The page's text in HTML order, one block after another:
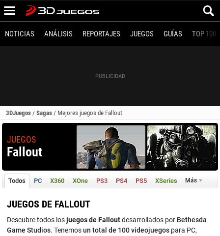
NOTICIAS ANÁLISIS REPORTAJES JUEGOS GUÍAS TOP 100
3DJuegos / Sagas / Mejores juegos de Fallout
JUEGOS
Fallout
Todos PC X360 XOne PS3 PS4 PS5 XSeries Más
JUEGOS DE FALLOUT
Descubre todos losjuegos de Falloutdesarrollados por Bethesda
Game Studios. Tenemosun total de 100 videojuegos para PC,